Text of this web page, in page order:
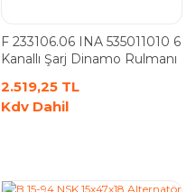
F 233106.06 INA 535011010 6
Kanallı Şarj Dinamo Rulmanı
2.519,25 TL
Kdv Dahil